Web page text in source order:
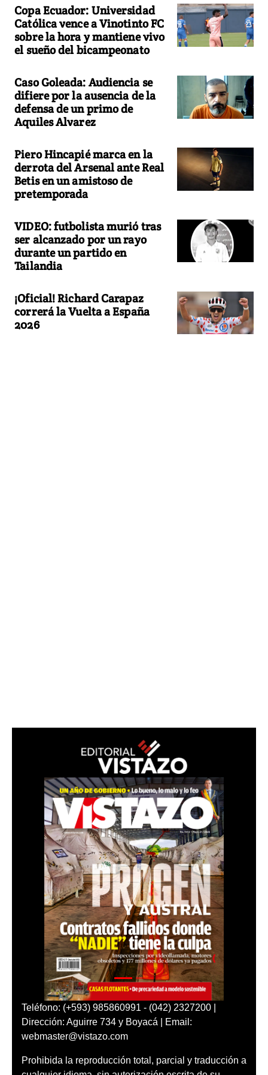
Copa Ecuador: Universidad
Católica vence a Vinotinto FC
sobre la hora y mantiene vivo
el sueño del bicampeonato
Caso Goleada: Audiencia se
difiere por la ausencia de la
defensa de un primo de
Aquiles Alvarez
Piero Hincapié marca en la
derrota del Arsenal ante Real
Betis en un amistoso de
pretemporada
VIDEO: futbolista murió tras
ser alcanzado por un rayo
durante un partido en
Tailandia
¡Oficial! Richard Carapaz
correrá la Vuelta a España
2026
Teléfono: (+593) 985860991 - (042) 2327200 |
Dirección: Aguirre 734 y Boyacá | Email:
webmaster@vistazo.com
Prohibida la reproducción total, parcial y traducción a